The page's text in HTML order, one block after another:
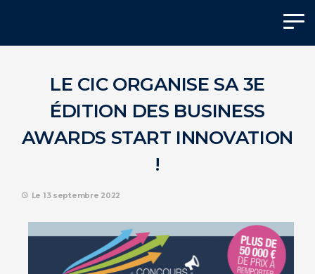
LE CIC ORGANISE SA 3E
ÉDITION DES BUSINESS
AWARDS START INNOVATION
!
Le 13 septembre 2022